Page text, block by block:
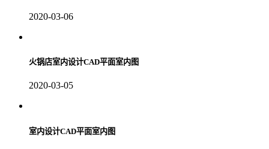
2020-03-06
火锅店室内设计CAD平面室内图
2020-03-05
室内设计CAD平面室内图